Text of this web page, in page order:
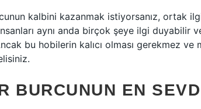
kalbini kazanmak istiyorsanız, ortak ilgi
aynı anda birçok şeye ilgi duyabilir
bu hobilerin kalıcı olması gerekmez ve
BURCUNUN EN